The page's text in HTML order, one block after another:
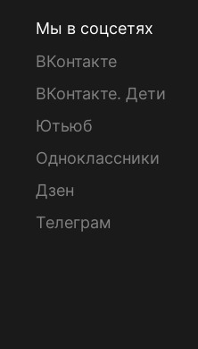
Мы в соцсетях
ВКонтакте
ВКонтакте. Дети
Ютьюб
Одноклассники
Дзен
Телеграм